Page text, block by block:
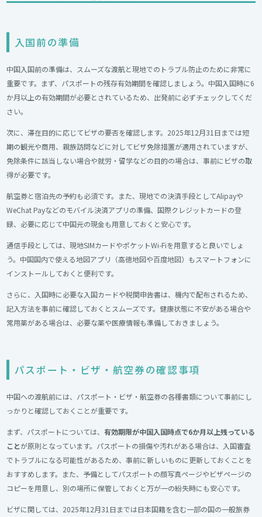
入国前の準備
中国入国前の準備は、スムーズな渡航と現地でのトラブル防止のために非常に
重要です。まず、パスポートの残存有効期間を確認しましょう。中国入国時に6
か月以上の有効期間が必要とされているため、出発前に必ずチェックしてくだ
さい。
次に、滞在目的に応じてビザの要否を確認します。2025年12月31日までは短
期の観光や商用、親族訪問などに対してビザ免除措置が適用されていますが、
免除条件に該当しない場合や就労・留学などの目的の場合は、事前にビザの取
得が必要です。
航空券と宿泊先の予約も必須です。また、現地での決済手段としてAlipayや
WeChat Payなどのモバイル決済アプリの準備、国際クレジットカードの登
録、必要に応じて中国元の現金も用意しておくと安心です。
通信手段としては、現地SIMカードやポケットWi-Fiを用意すると良いでしょ
う。中国国内で使える地図アプリ（高徳地図や百度地図）もスマートフォンに
インストールしておくと便利です。
さらに、入国時に必要な入国カードや税関申告書は、機内で配布されるため、
記入方法を事前に確認しておくとスムーズです。健康状態に不安がある場合や
常用薬がある場合は、必要な薬や医療情報も準備しておきましょう。
パスポート・ビザ・航空券の確認事項
中国への渡航前には、パスポート・ビザ・航空券の各種書類について事前にし
っかりと確認しておくことが重要です。
まず、パスポートについては、 有効期限が中国入国時点で6か月以上残っている
ことが原則となっています。パスポートの損傷や汚れがある場合は、入国審査
でトラブルになる可能性があるため、事前に新しいものに更新しておくことを
おすすめします。また、予備としてパスポートの顔写真ページやビザページの
コピーを用意し、別の場所に保管しておくと万が一の紛失時にも安心です。
ビザに関しては、2025年12月31日までは日本国籍を含む一部の国の一般旅券